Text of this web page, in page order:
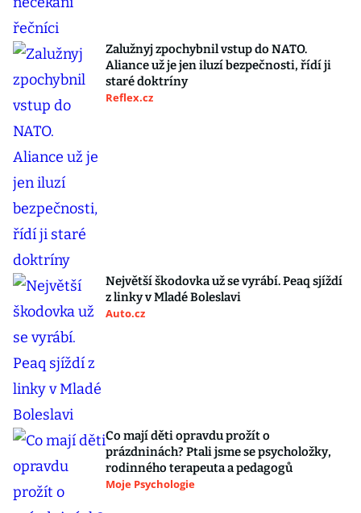
Zalužnyj zpochybnil vstup do NATO.
Aliance už je jen iluzí bezpečnosti, řídí ji
staré doktríny
Reflex.cz
Největší škodovka už se vyrábí. Peaq sjíždí
z linky v Mladé Boleslavi
Auto.cz
Co mají děti opravdu prožít o
prázdninách? Ptali jsme se psycholožky,
rodinného terapeuta a pedagogů
Moje Psychologie